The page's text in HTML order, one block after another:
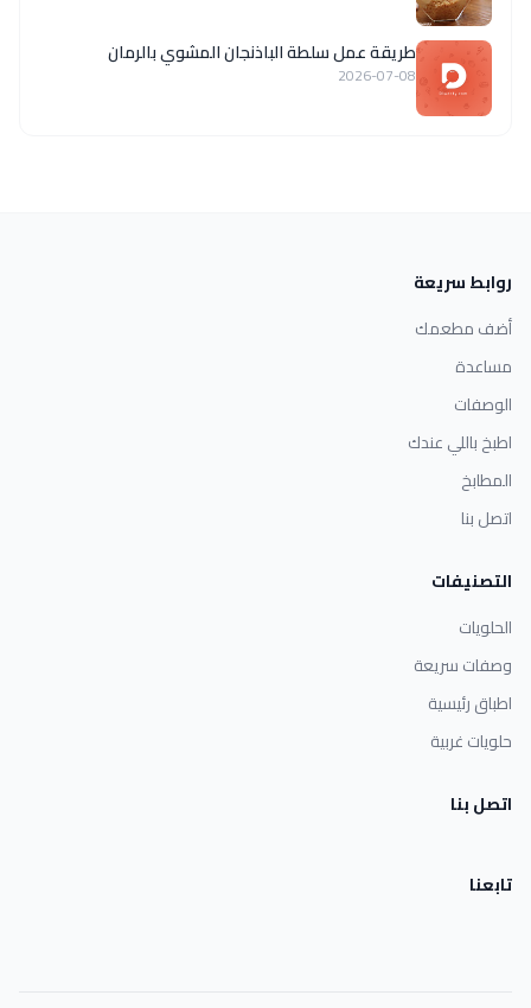
طريقة عمل سلطة الباذنجان المشوي بالرمان
2026-07-08
روابط سريعة
أضف مطعمك
مساعدة
الوصفات
اطبخ باللي عندك
المطابخ
اتصل بنا
التصنيفات
الحلويات
وصفات سريعة
اطباق رئيسية
حلويات غربية
اتصل بنا
تابعنا